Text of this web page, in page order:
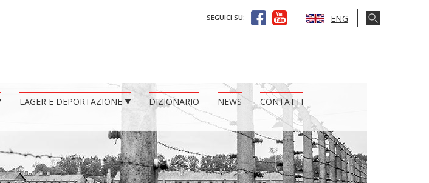
SEGUICI SU: ENG
LAGER E DEPORTAZIONE DIZIONARIO NEWS
CONTATTI